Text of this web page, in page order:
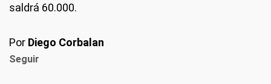
saldrá 60.000.
Por Diego Corbalan
Seguir